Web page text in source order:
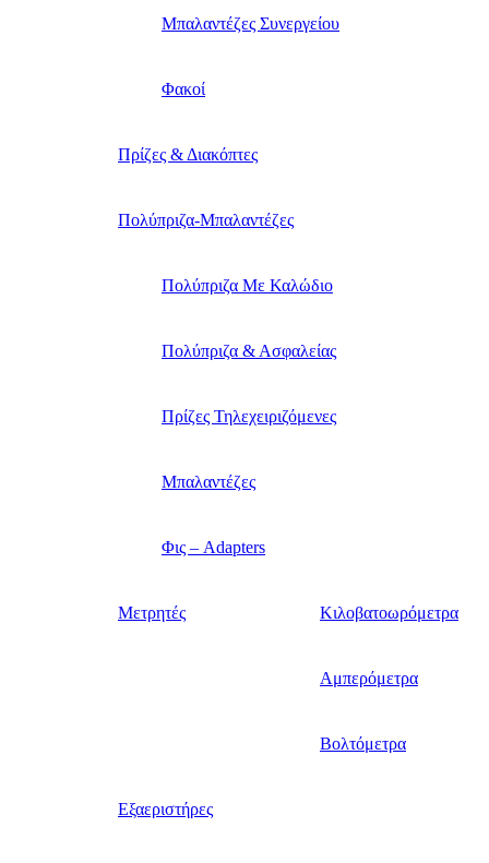
Μπαλαντέζες Συνεργείου
Φακοί
Πρίζες & Διακόπτες
Πολύπριζα-Μπαλαντέζες
Πολύπριζα Με Καλώδιο
Πολύπριζα & Ασφαλείας
Πρίζες Τηλεχειριζόμενες
Μπαλαντέζες
Φις – Adapters
Μετρητές Κιλοβατοωρόμετρα
Αμπερόμετρα
Βολτόμετρα
Εξαεριστήρες